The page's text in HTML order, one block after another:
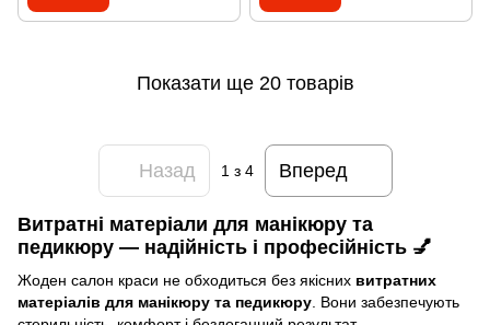
Показати ще 20 товарів
Назад 1з 4 Вперед
Витратні матеріали для манікюру та
педикюру — надійність і професійність 💅
Жоден салон краси не обходиться без якісних витратних
матеріалів для манікюру та педикюру . Вони забезпечують